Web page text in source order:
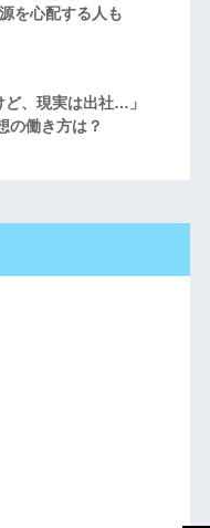
を心配する人も
ど、現実は出社…」
の働き方は？